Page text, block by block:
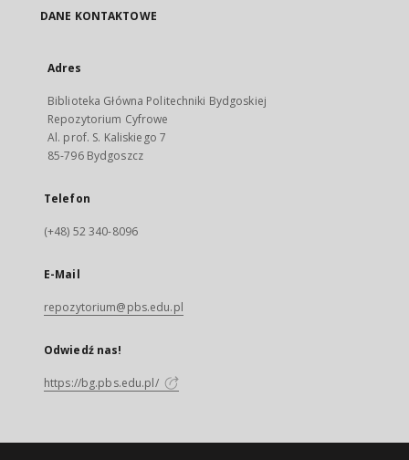
DANE KONTAKTOWE
Adres
Biblioteka Główna Politechniki Bydgoskiej
Repozytorium Cyfrowe
Al. prof. S. Kaliskiego 7
85-796 Bydgoszcz
Telefon
(+48) 52 340-8096
E-Mail
repozytorium@pbs.edu.pl
Odwiedź nas!
https://bg.pbs.edu.pl/